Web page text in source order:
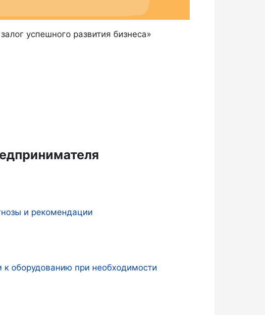
успешного развития бизнеса»
и рекомендации
оборудованию при необходимости